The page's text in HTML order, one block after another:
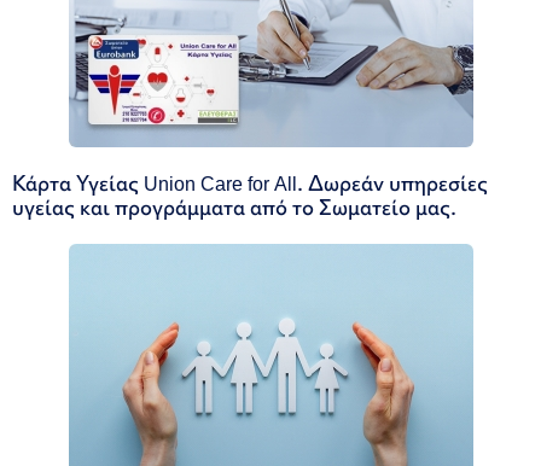
Κάρτα Υγείας Union Care for All. Δωρεάν υπηρεσίες
υγείας και προγράμματα από το Σωματείο μας.